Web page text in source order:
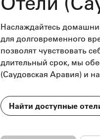
Наслаждайтесь
для долговременного
позволят чувствовать
длительный срок, мы
(Саудовская Аравия) и
Найти доступные